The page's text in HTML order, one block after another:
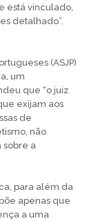
está vinculado,
detalhado”.
(ASJP)
um
que “o juiz
exijam aos
de
não
sobre a
para além da
apenas que
a uma